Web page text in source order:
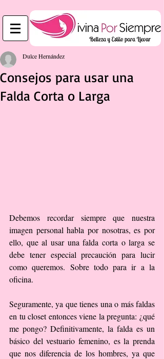
Consejos para usar una
Falda Corta o Larga
Dulce Hernández
Debemos recordar siempre que nuestra
imagen personal habla por nosotras, es por
ello, que al usar una falda corta o larga se
debe tener especial precaución para lucir
como queremos. Sobre todo para ir a la
oficina.
Seguramente, ya que tienes una o más faldas
en tu closet entonces viene la pregunta: ¿qué
me pongo? Definitivamente, la falda es un
básico del vestuario femenino, es la prenda
que nos diferencia de los hombres, ya que